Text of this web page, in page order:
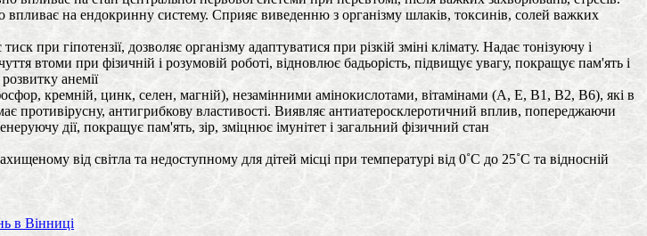
на ендокринну систему. Сприяє виведенню з організму шлаків, токсинів, солей важких
гіпотензії, дозволяє організму адаптуватися при різкій зміні клімату. Надає тонізуючу і
втоми при фізичній і розумовій роботі, відновлює бадьорість, підвищує увагу, покращує пам'ять і
анемії
кремній, цинк, селен, магній), незамінними амінокислотами, вітамінами (A, E, B1, B2, B6), які в
противірусну, антигрибкову властивості. Виявляє антиатеросклеротичний вплив, попереджаючи
дії, покращує пам'ять, зір, зміцнює імунітет і загальний фізичний стан
від світла та недоступному для дітей місці при температурі від 0˚С до 25˚С та відносній
в Вінниці